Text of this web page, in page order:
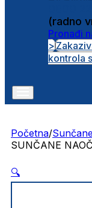
(radno
Pronađi
>
kontrola
Početna/
SUNČANE
🔍